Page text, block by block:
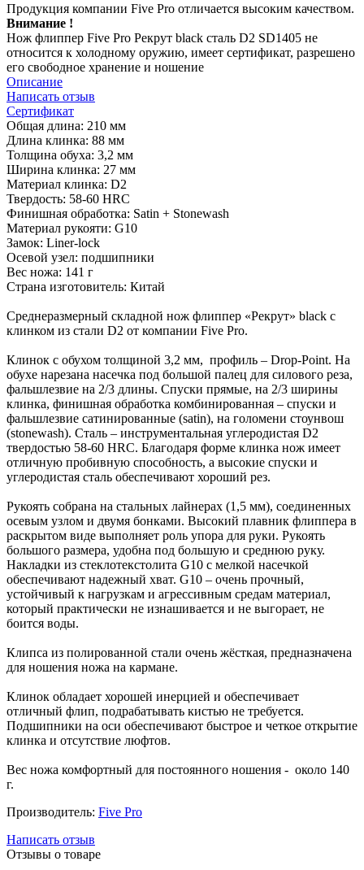
Продукция компании Five Pro отличается высоким качеством.
Внимание !
Нож флиппер Five Pro Рекрут black сталь D2 SD1405 не
относится к холодному оружию, имеет сертификат, разрешено
его свободное хранение и ношение
Описание
Написать отзыв
Сертификат
Общая длина: 210 мм
Длина клинка: 88 мм
Толщина обуха: 3,2 мм
Ширина клинка: 27 мм
Материал клинка: D2
Твердость: 58-60 HRC
Финишная обработка: Satin + Stonewash
Материал рукояти: G10
Замок: Liner-lock
Осевой узел: подшипники
Вес ножа: 141 г
Страна изготовитель: Китай
Среднеразмерный складной нож флиппер «Рекрут» black с
клинком из стали D2 от компании Five Pro.
Клинок с обухом толщиной 3,2 мм, профиль – Drop-Point. На
обухе нарезана насечка под большой палец для силового реза,
фальшлезвие на 2/3 длины. Спуски прямые, на 2/3 ширины
клинка, финишная обработка комбинированная – спуски и
фальшлезвие сатинированные (satin), на голомени стоунвош
(stonewash). Сталь – инструментальная углеродистая D2
твердостью 58-60 HRC. Благодаря форме клинка нож имеет
отличную пробивную способность, а высокие спуски и
углеродистая сталь обеспечивают хороший рез.
Рукоять собрана на стальных лайнерах (1,5 мм), соединенных
осевым узлом и двумя бонками. Высокий плавник флиппера в
раскрытом виде выполняет роль упора для руки. Рукоять
большого размера, удобна под большую и среднюю руку.
Накладки из стеклотекстолита G10 с мелкой насечкой
обеспечивают надежный хват. G10 – очень прочный,
устойчивый к нагрузкам и агрессивным средам материал,
который практически не изнашивается и не выгорает, не
боится воды.
Клипса из полированной стали очень жёсткая, предназначена
для ношения ножа на кармане.
Клинок обладает хорошей инерцией и обеспечивает
отличный флип, подрабатывать кистью не требуется.
Подшипники на оси обеспечивают быстрое и четкое открытие
клинка и отсутствие люфтов.
Вес ножа комфортный для постоянного ношения - около 140
г.
Производитель: Five Pro
Написать отзыв
Отзывы о товаре